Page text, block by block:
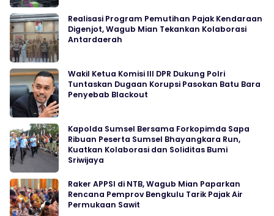
Realisasi Program Pemutihan Pajak Kendaraan
Digenjot, Wagub Mian Tekankan Kolaborasi
Antardaerah
Wakil Ketua Komisi III DPR Dukung Polri
Tuntaskan Dugaan Korupsi Pasokan Batu Bara
Penyebab Blackout
Kapolda Sumsel Bersama Forkopimda Sapa
Ribuan Peserta Sumsel Bhayangkara Run,
Kuatkan Kolaborasi dan Soliditas Bumi
Sriwijaya
Raker APPSI di NTB, Wagub Mian Paparkan
Rencana Pemprov Bengkulu Tarik Pajak Air
Permukaan Sawit